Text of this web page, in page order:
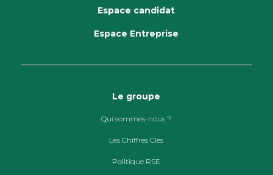
Espace candidat
Espace Entreprise
Le groupe
Qui sommes-nous ?
Les Chiffres Clés
Politique RSE